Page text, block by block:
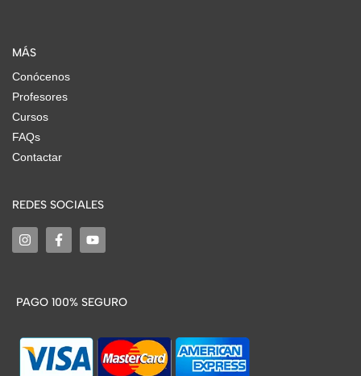
MÁS
Conócenos
Profesores
Cursos
FAQs
Contactar
REDES SOCIALES
PAGO 100% SEGURO